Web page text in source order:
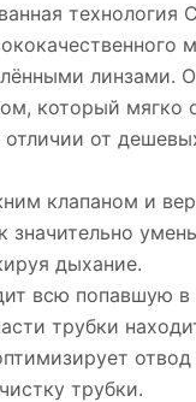
технология
линзами.
который мягко
отличии от
клапаном и
значительно
дыхание.
всю попавшую в
трубки
трубки.